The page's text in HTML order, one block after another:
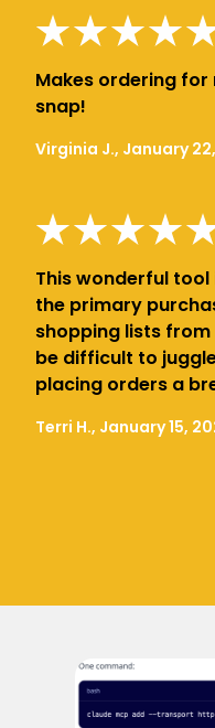
Makes ordering for
snap!
Virginia J., January
This wonderful tool
the primary
shopping lists
be difficult to
placing orders a
Terri H., January 15,